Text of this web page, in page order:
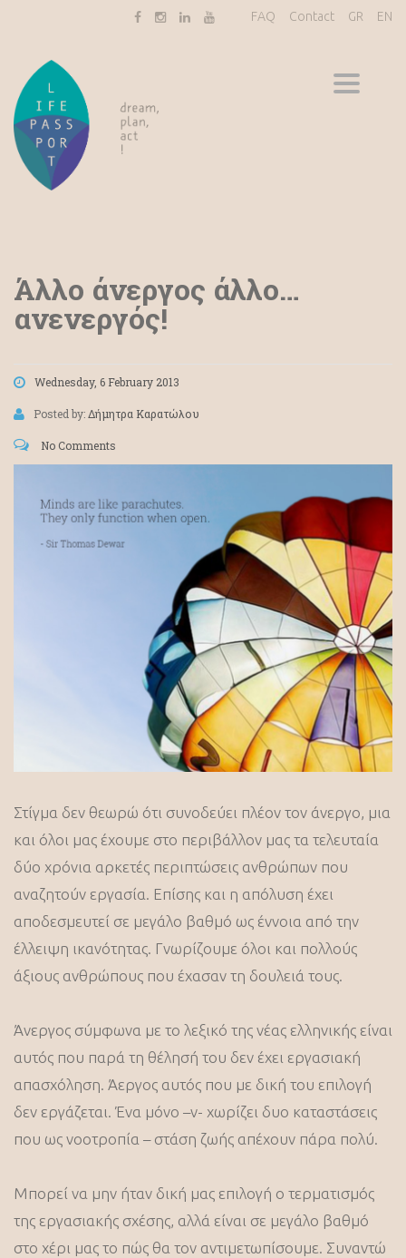
EN
GR
Contact
FAQ
Toggle
Άλλο άνεργος άλλο…
ανενεργός!
Wednesday, 6 February 2013
Posted by:Δήμητρα Καρατώλου
No Comments
Στίγμα δεν θεωρώ ότι συνοδεύει πλέον τον άνεργο, μια
και όλοι μας έχουμε στο περιβάλλον μας τα τελευταία
δύο χρόνια αρκετές περιπτώσεις ανθρώπων που
αναζητούν εργασία. Επίσης και η απόλυση έχει
αποδεσμευτεί σε μεγάλο βαθμό ως έννοια από την
έλλειψη ικανότητας. Γνωρίζουμε όλοι και πολλούς
άξιους ανθρώπους που έχασαν τη δουλειά τους.
Άνεργος σύμφωνα με το λεξικό της νέας ελληνικής είναι
αυτός που παρά τη θέλησή του δεν έχει εργασιακή
απασχόληση. Άεργος αυτός που με δική του επιλογή
δεν εργάζεται. Ένα μόνο –ν- χωρίζει δυο καταστάσεις
που ως νοοτροπία – στάση ζωής απέχουν πάρα πολύ.
Μπορεί να μην ήταν δική μας επιλογή ο τερματισμός
της εργασιακής σχέσης, αλλά είναι σε μεγάλο βαθμό
στο χέρι μας το πώς θα τον αντιμετωπίσουμε. Συναντώ